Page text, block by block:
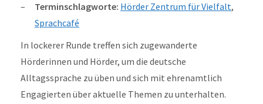
Terminschlagworte: Hörder Zentrum für Vielfalt,
Sprachcafé
In lockerer Runde treffen sich zugewanderte
Hörderinnen und Hörder, um die deutsche
Alltagssprache zu üben und sich mit ehrenamtlich
Engagierten über aktuelle Themen zu unterhalten.